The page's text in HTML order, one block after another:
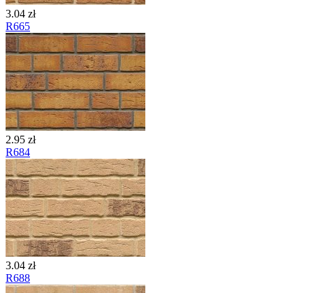
3.04 zł
R665
2.95 zł
R684
3.04 zł
R688